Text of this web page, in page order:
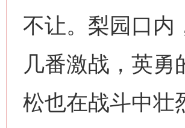
不让。梨园口内
几番激战，英
松也在战斗中壮